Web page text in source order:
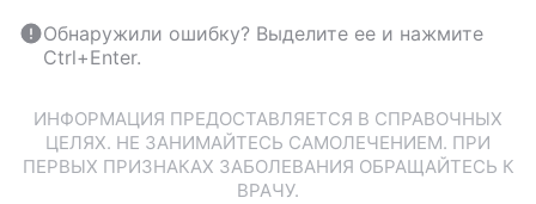
Обнаружили ошибку? Выделите ее и нажмите
Ctrl+Enter.
ИНФОРМАЦИЯ ПРЕДОСТАВЛЯЕТСЯ В СПРАВОЧНЫХ
ЦЕЛЯХ. НЕ ЗАНИМАЙТЕСЬ САМОЛЕЧЕНИЕМ. ПРИ
ПЕРВЫХ ПРИЗНАКАХ ЗАБОЛЕВАНИЯ ОБРАЩАЙТЕСЬ К
ВРАЧУ.